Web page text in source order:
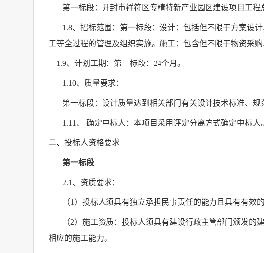
第一标段：开封市祥符区专精特新产业园区建设项目工程
1.8、招标范围：第一标段：设计：包括但不限于方案设
工等全过程的管理及组织实施。施工：包含但不限于物资采
1.9、计划工期：第一标段： 24个月。
1.10、质量要求：
第一标段：设计质量达到相关部门有关设计技术标准、
1.11 、 确定中标人：本项目采用评定分离方式确定中标人。
二、 投标人资格要求
第一标段
2.1 、资质要求：
（1 ）投标人须具有独立承担民事责任的能力且具有有效
（2）施工资质：投标人须具有建设行政主管部门颁发的
相应的施工能力。